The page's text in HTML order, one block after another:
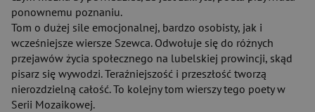
ponownemu poznaniu.
Tom o dużej sile emocjonalnej, bardzo osobisty, jak i
wcześniejsze wiersze Szewca. Odwołuje się do różnych
przejawów życia społecznego na lubelskiej prowincji, skąd
pisarz się wywodzi. Teraźniejszość i przeszłość tworzą
nierozdzielną całość. To kolejny tom wierszy tego poety w
Serii Mozaikowej.